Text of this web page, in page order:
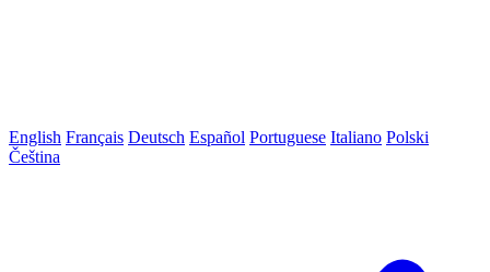
English Français Deutsch Español Portuguese Italiano Polski
Čeština